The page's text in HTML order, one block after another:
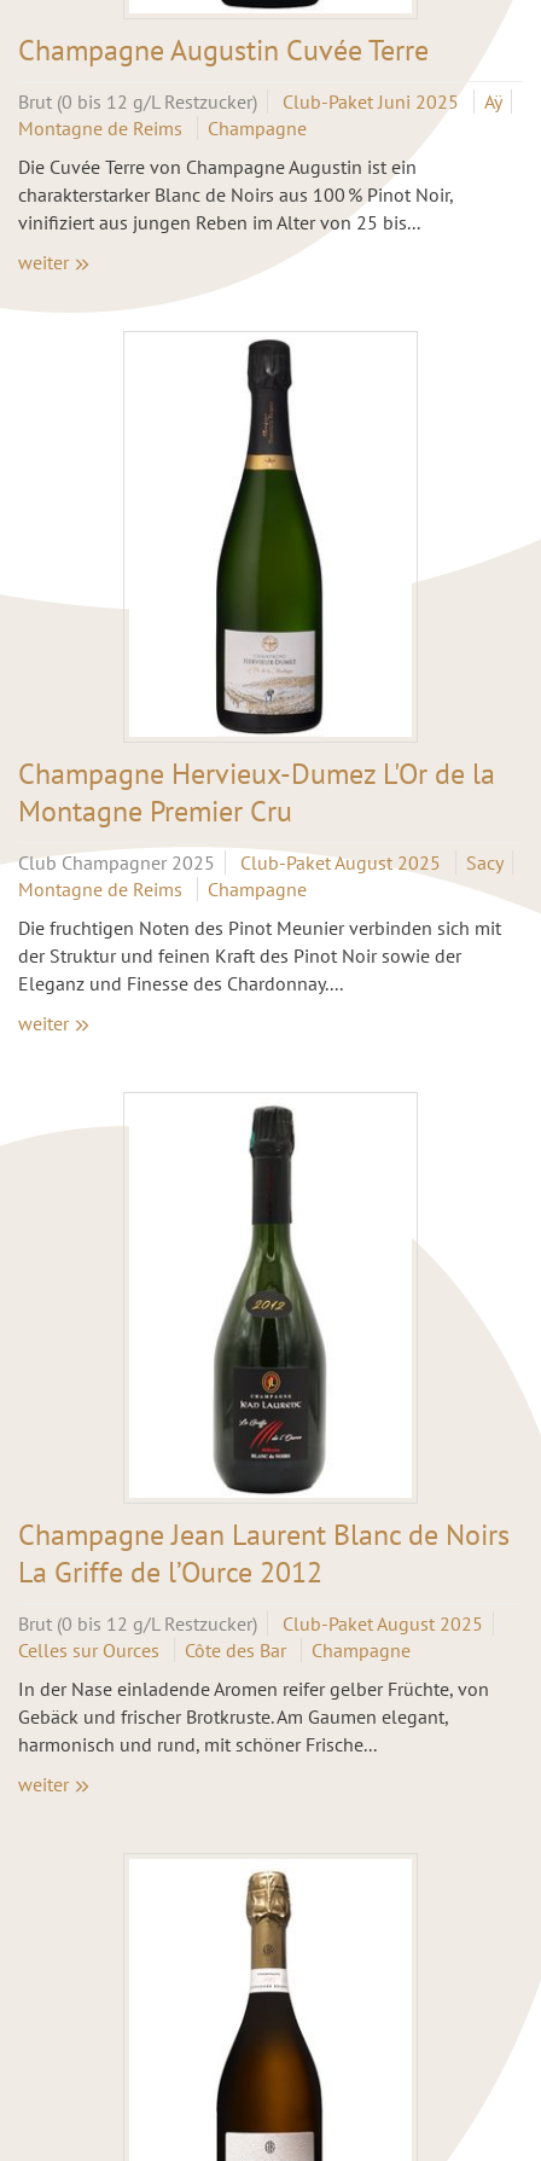
Champagne Augustin Cuvée Terre
Brut (0 bis 12 g/L Restzucker) Club-Paket Juni 2025
Aÿ
Montagne de Reims
Champagne
Die Cuvée Terre von Champagne Augustin ist ein
charakterstarker Blanc de Noirs aus 100 % Pinot Noir,
vinifiziert aus jungen Reben im Alter von 25 bis...
weiter
Champagne Hervieux-Dumez L'Or de la
Montagne Premier Cru
Club Champagner 2025 Club-Paket August 2025
Sacy
Montagne de Reims
Champagne
Die fruchtigen Noten des Pinot Meunier verbinden sich mit
der Struktur und feinen Kraft des Pinot Noir sowie der
Eleganz und Finesse des Chardonnay....
weiter
Champagne Jean Laurent Blanc de Noirs
La Griffe de l’Ource 2012
Brut (0 bis 12 g/L Restzucker)
Club-Paket August 2025
Celles sur Ources
Côte des Bar
Champagne
In der Nase einladende Aromen reifer gelber Früchte, von
Gebäck und frischer Brotkruste. Am Gaumen elegant,
harmonisch und rund, mit schöner Frische...
weiter